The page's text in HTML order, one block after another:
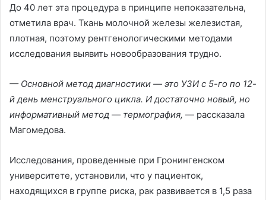
До 40 лет эта процедура в принципе непоказательна,
отметила врач. Ткань молочной железы железистая,
плотная, поэтому рентгенологическими методами
исследования выявить новообразования трудно.
— Основной метод диагностики — это УЗИ с 5-го по 12-
й день менструального цикла. И достаточно новый, но
информативный метод — термография, — рассказала
Магомедова.
Исследования, проведенные при Гронингенском
университете, установили, что у пациенток,
находящихся в группе риска, рак развивается в 1,5 раза